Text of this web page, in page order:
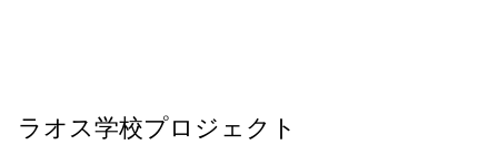
ラオス学校プロジェクト